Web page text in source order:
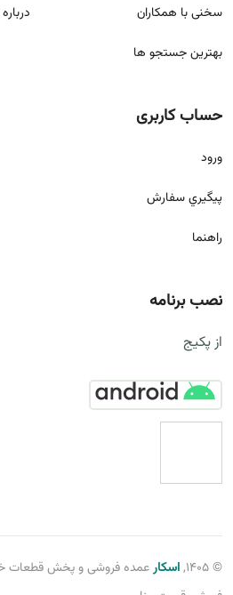
سخنی با همکاران
بهترین جستجو ها
حساب کاربری
ورود
پيگيري سفارش
راهنما
نصب برنامه
از پکیج
© 1405, اسکارعمده فروشی و پخش قطعات